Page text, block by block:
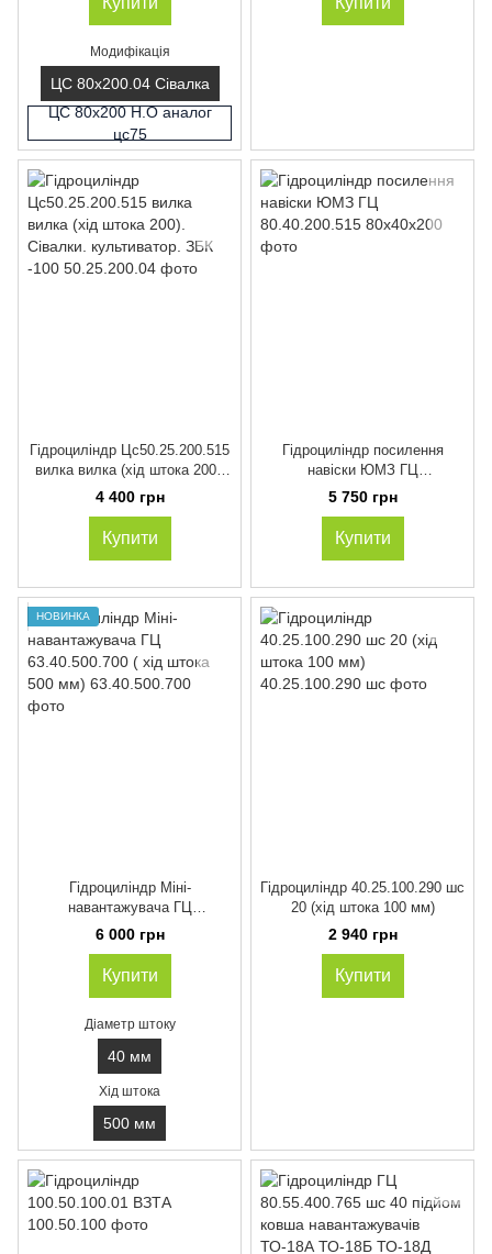
Модифікація
ЦС 80х200.04 Сівалка
ЦС 80х200 Н.О аналог
цс75
Гідроциліндр Цс50.25.200.515
вилка вилка (хід штока 200).
Сівалки. культиватор. ЗБК
4 400 грн
Купити
Гідроциліндр посилення
навіски ЮМЗ ГЦ
80.40.200.515
5 750 грн
Купити
НОВИНКА
Гідроциліндр Міні-
навантажувача ГЦ
63.40.500.700 ( хід штока 500
6 000 грн
Купити
Діаметр штоку
40 мм
Хід штока
500 мм
Гідроциліндр 40.25.100.290 шс
20 (хід штока 100 мм)
2 940 грн
Купити